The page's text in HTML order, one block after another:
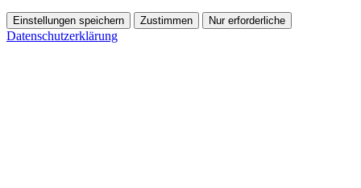
Einstellungen speichern Zustimmen Nur erforderliche
Datenschutzerklärung